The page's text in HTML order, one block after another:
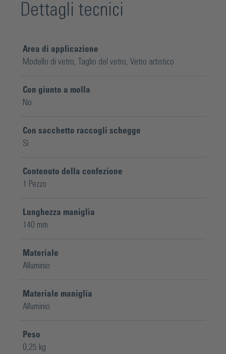
Dettagli tecnici
Area di applicazione
Modello di vetro , Taglio del vetro , Vetro artistico
Con giunto a molla
No
Con sacchetto raccogli schegge
Sì
Contenuto della confezione
1 Pezzo
Lunghezza maniglia
140 mm
Materiale
Alluminio
Materiale maniglia
Alluminio
Peso
0,25 kg